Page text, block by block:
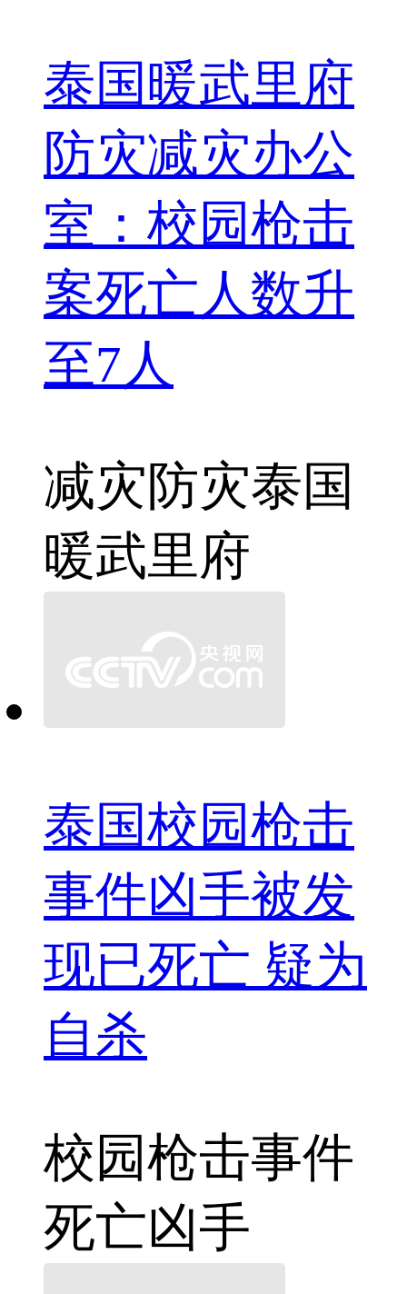
泰国暖武里府
防灾减灾办公
室：校园枪击
案死亡人数升
至7人
减灾防灾泰国
暖武里府
泰国校园枪击
事件凶手被发
现已死亡 疑为
自杀
校园枪击事件
死亡凶手